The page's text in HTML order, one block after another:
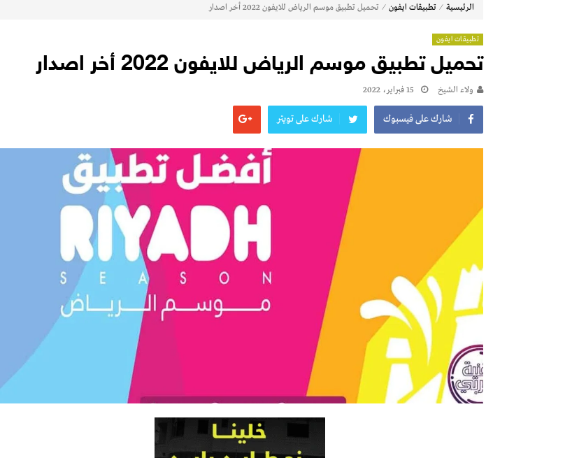
الرئيسية ⁄ تطبيقات ايفون ⁄ تحميل تطبيق موسم الرياض للايفون 2022 أخر اصدار
تطبيقات ايفون
تحميل تطبيق موسم الرياض للايفون 2022 أخر اصدار
ولاء الشيخ 15 فبراير، 2022
شارك على فيسبوك شارك على تويتر